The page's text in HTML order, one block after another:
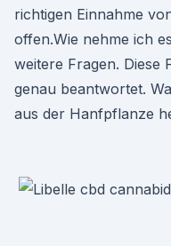
richtigen Einnahme
offen.Wie nehme ich
weitere Fragen. Diese
genau beantwortet.
aus der Hanfpflanze